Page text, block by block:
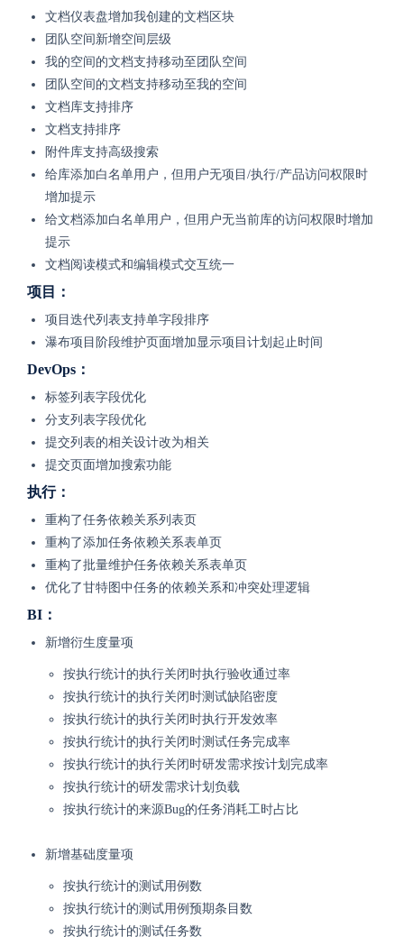
文档仪表盘增加我创建的文档区块
团队空间新增空间层级
我的空间的文档支持移动至团队空间
团队空间的文档支持移动至我的空间
文档库支持排序
文档支持排序
附件库支持高级搜索
给库添加白名单用户，但用户无项目/执行/产品访问权限时
增加提示
给文档添加白名单用户，但用户无当前库的访问权限时增加
提示
文档阅读模式和编辑模式交互统一
项目：
项目迭代列表支持单字段排序
瀑布项目阶段维护页面增加显示项目计划起止时间
DevOps：
标签列表字段优化
分支列表字段优化
提交列表的相关设计改为相关
提交页面增加搜索功能
执行：
重构了任务依赖关系列表页
重构了添加任务依赖关系表单页
重构了批量维护任务依赖关系表单页
优化了甘特图中任务的依赖关系和冲突处理逻辑
BI：
新增衍生度量项
按执行统计的执行关闭时执行验收通过率
按执行统计的执行关闭时测试缺陷密度
按执行统计的执行关闭时执行开发效率
按执行统计的执行关闭时测试任务完成率
按执行统计的执行关闭时研发需求按计划完成率
按执行统计的研发需求计划负载
按执行统计的来源Bug的任务消耗工时占比
新增基础度量项
按执行统计的测试用例数
按执行统计的测试用例预期条目数
按执行统计的测试任务数